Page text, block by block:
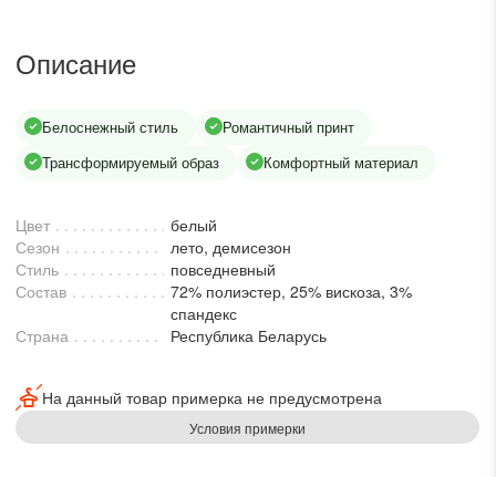
KZT
Описание
Белоснежный стиль
Романтичный принт
Трансформируемый образ
Комфортный материал
Цвет
белый
Сезон
лето, демисезон
Стиль
повседневный
Состав
72% полиэстер, 25% вискоза, 3%
спандекс
Страна
Республика Беларусь
На данный товар примерка не предусмотрена
Условия примерки